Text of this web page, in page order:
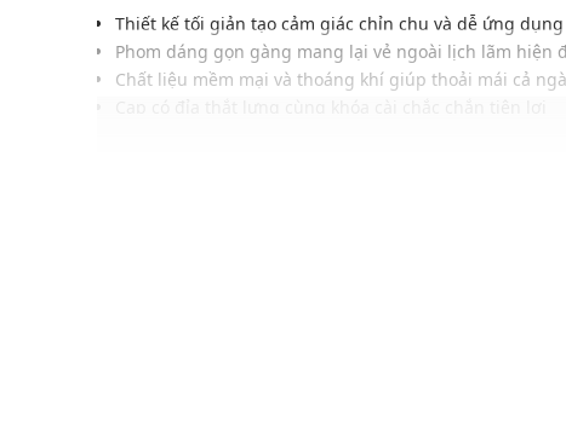
Thiết kế tối giản tạo cảm giác chỉn chu và dễ ứng dụng
Phom dáng gọn gàng mang lại vẻ ngoài lịch lãm hiện
Chất liệu mềm mại và thoáng khí giúp thoải mái cả